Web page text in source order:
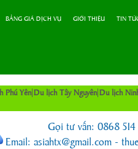
BẢNG GIÁ DỊCH VỤ GIỚI THIỆU TIN
Phú Yên Du lịch Tây Nguyên Du lịch
Gọi tư vấn: 0868
Email: asiahtx@gmail.com -